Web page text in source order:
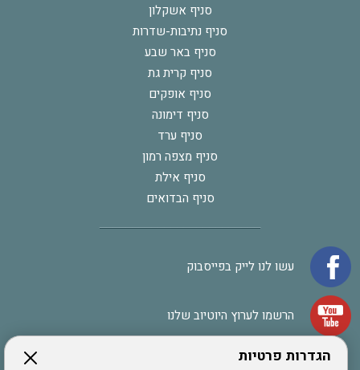
הגדרות פרטיות
סניף אשקלון
סניף נתיבות-שדרות
סניף באר שבע
סניף קרית גת
סניף אופקים
סניף דימונה
סניף ערד
סניף מצפה רמון
סניף אילת
סניף הבדואים
עשו לנו לייק בפייסבוק
הרשמו לערוץ היוטיוב שלנו